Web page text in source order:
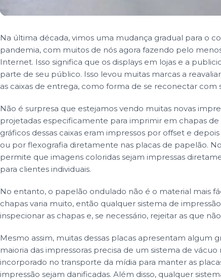
Na última década, vimos uma mudança gradual para o
pandemia, com muitos de nós agora fazendo pelo
Internet. Isso significa que os displays em lojas e a
parte de seu público. Isso levou muitas marcas a
as caixas de entrega, como forma de se reconectar com
Não é surpresa que estejamos vendo muitas novas
projetadas especificamente para imprimir em chapas
gráficos dessas caixas eram impressos por offset e
ou por flexografia diretamente nas placas de papelão.
permite que imagens coloridas sejam impressas
para clientes individuais.
No entanto, o papelão ondulado não é o material mais
chapas varia muito, então qualquer sistema de
inspecionar as chapas e, se necessário, rejeitar as que
Mesmo assim, muitas dessas placas apresentam algum
maioria das impressoras precisa de um sistema de
incorporado no transporte da mídia para manter as
impressão sejam danificadas. Além disso, qualquer